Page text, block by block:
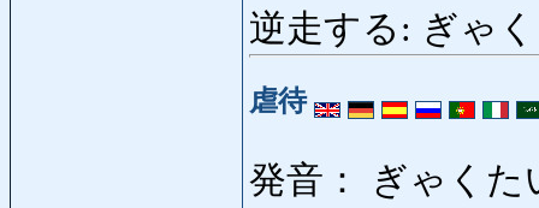
逆走する: ぎゃく
虐待
発音： ぎゃくた